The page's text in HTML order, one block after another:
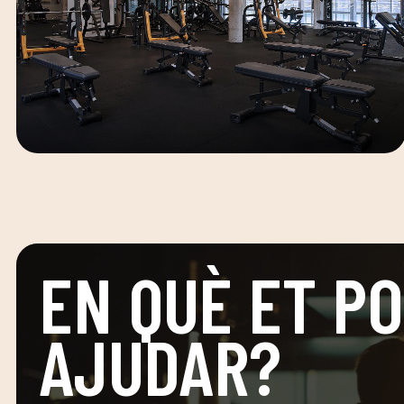
EN QUÈ ET
AJUDAR?